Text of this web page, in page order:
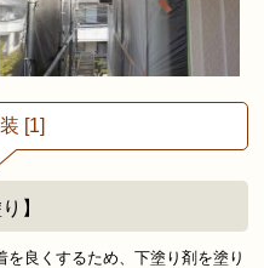
[1]
】
良くするため、下塗り剤を塗り